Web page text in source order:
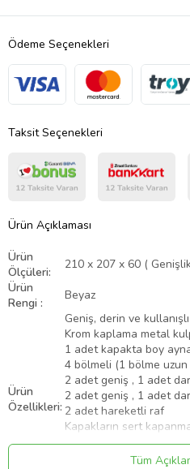
Ödeme Seçenekleri
Taksit Seçenekleri
Ürün Açıklaması
Ürün
Ölçüleri:
210 x 207 x 60 (
Ürün
Rengi :
Beyaz
Ürün
Özellikleri:
Geniş, derin ve
Krom kaplama metal
1 adet kapakta boy
4 bölmeli (1 bölme uzun
2 adet geniş , 1 adet dar
2 adet geniş , 1 adet
2 adet hareketli raf
Kapakların sert
kapak mekanizması
Kaliteli bağlantı
Tüm